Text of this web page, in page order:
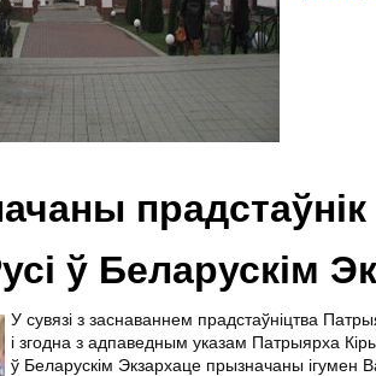
ў Беларускім
У сувязі з заснаваннем прадстаўніцтва
і згодна з адпаведным указам Патрыярха
ў Беларускім Экзархаце прызначаны ігумен